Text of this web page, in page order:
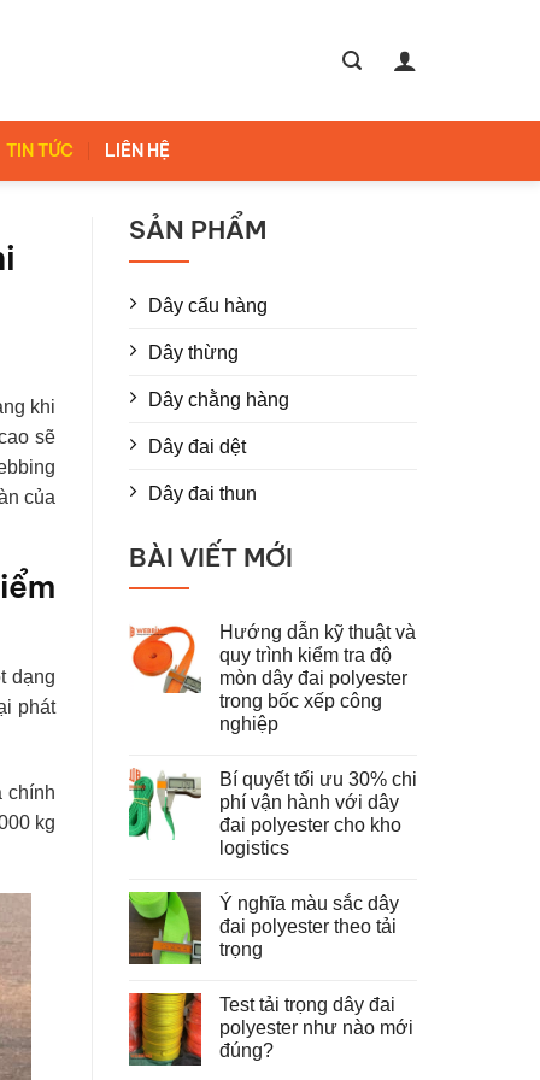
TIN TỨC LIÊN HỆ
khi
sẽ
của
dạng
phát
chính
kg
SẢN PHẨM
Dây cẩu hàng
Dây thừng
Dây chằng hàng
Dây đai dệt
Dây đai thun
BÀI VIẾT MỚI
Hướng dẫn kỹ thuật và
quy trình kiểm tra độ
mòn dây đai polyester
trong bốc xếp công
nghiệp
bình
luận
ở
Hướng
dẫn
kỹ
quy
trình
kiểm
tra
dây
đai
polyester
trong
bốc
Bí quyết tối ưu 30% chi
phí vận hành với dây
đai polyester cho kho
logistics
bình
luận
ở
Bí
ưu
30%
chi
phí
vận
Ý nghĩa màu sắc dây
đai polyester theo tải
trọng
bình
luận
ở
Ý
Test tải trọng dây đai
polyester như nào mới
đúng?